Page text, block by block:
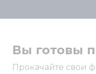
Вы готовы
Прокачайте свои